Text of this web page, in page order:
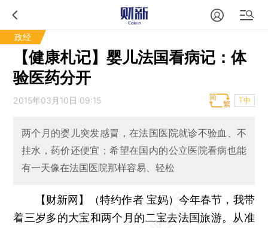
政经
【健康札记】婴儿法国看病记：体
验医药分开
2015年03月10日 09:15 T中
两个月的婴儿突发感冒，在法国医院就诊不验血、不
挂水，药价还便宜；希望在国内的公立医院看病也能
有一天像在法国医院那样容易、轻松
【财新网】（特约作者 宝妈）今年春节，我带
着三岁多的大宝和两个月的二宝去法国旅游。从准